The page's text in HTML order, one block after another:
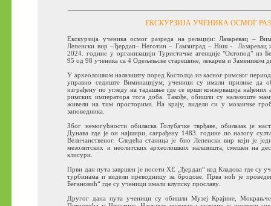
ЕКСКУРЗИЈА УЧЕНИКА ОСМОГ
Екскурзија ученика осмог разреда на релацији: Лазаревац –
Лепенски вир –Ђердап– Неготин – Гамзиград – Ниш - Лазаревац
2024. године у организацији Туристичке агенције "Октопод" из
95 од 98 ученика са 4 Одељењске старешине, лекарем и Замеником
У археолошком налазишту поред Костолца из касног римског
управно седиште Виминацијум, ученици су имали прилике да
изграђену по угледу на тадашње где се врши конзервација нађених
римских императора тога доба. Такође, обишли су налазиште
живели на тим просторима. На крају, видели си у мозаичке
заповедника.
Због немогућности обиласка Голубачке тврђаве, обилазак је
Дунава где је он најшири, саграђену 1483. године по налогу
Величанственог. Следећа станица је био Лепенски вир који је
мезолитских и неолитских археолошких налазишта, смешен на
клисури.
Први дан пута завршен је посети ХЕ „Ђердап“ код Кладова где су
турбинама и видели преводницу за бродове.Прва ноћ је
Бегановић“ где су ученици имали клупску прославу.
Другог дана пута ученици су обишли Музеј Крајине,